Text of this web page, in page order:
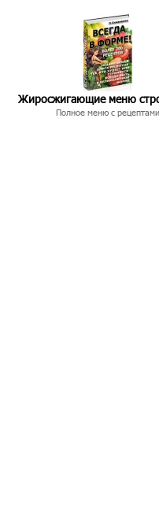
Жиросжигающие меню
Полное меню с рецептами